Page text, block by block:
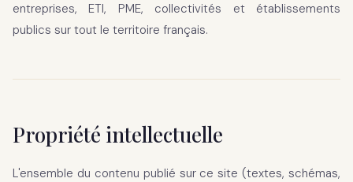
entreprises, ETI, PME, collectivités et établissements
publics sur tout le territoire français.
Propriété intellectuelle
L'ensemble du contenu publié sur ce site (textes, schémas,